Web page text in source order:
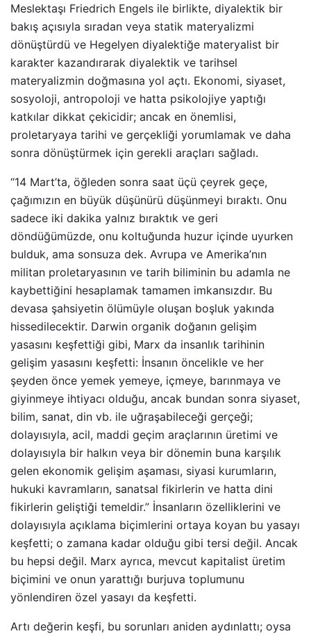
Meslektaşı Friedrich Engels ile birlikte, diyalektik bir
bakış açısıyla sıradan veya statik materyalizmi
dönüştürdü ve Hegelyen diyalektiğe materyalist bir
karakter kazandırarak diyalektik ve tarihsel
materyalizmin doğmasına yol açtı. Ekonomi, siyaset,
sosyoloji, antropoloji ve hatta psikolojiye yaptığı
katkılar dikkat çekicidir; ancak en önemlisi,
proletaryaya tarihi ve gerçekliği yorumlamak ve daha
sonra dönüştürmek için gerekli araçları sağladı.
“14 Mart’ta, öğleden sonra saat üçü çeyrek geçe,
çağımızın en büyük düşünürü düşünmeyi bıraktı. Onu
sadece iki dakika yalnız bıraktık ve geri
döndüğümüzde, onu koltuğunda huzur içinde uyurken
bulduk, ama sonsuza dek. Avrupa ve Amerika’nın
militan proletaryasının ve tarih biliminin bu adamla ne
kaybettiğini hesaplamak tamamen imkansızdır. Bu
devasa şahsiyetin ölümüyle oluşan boşluk yakında
hissedilecektir. Darwin organik doğanın gelişim
yasasını keşfettiği gibi, Marx da insanlık tarihinin
gelişim yasasını keşfetti: İnsanın öncelikle ve her
şeyden önce yemek yemeye, içmeye, barınmaya ve
giyinmeye ihtiyacı olduğu, ancak bundan sonra siyaset,
bilim, sanat, din vb. ile uğraşabileceği gerçeği;
dolayısıyla, acil, maddi geçim araçlarının üretimi ve
dolayısıyla bir halkın veya bir dönemin buna karşılık
gelen ekonomik gelişim aşaması, siyasi kurumların,
hukuki kavramların, sanatsal fikirlerin ve hatta dini
fikirlerin geliştiği temeldir.” İnsanların özelliklerini ve
dolayısıyla açıklama biçimlerini ortaya koyan bu yasayı
keşfetti; o zamana kadar olduğu gibi tersi değil. Ancak
bu hepsi değil. Marx ayrıca, mevcut kapitalist üretim
biçimini ve onun yarattığı burjuva toplumunu
yönlendiren özel yasayı da keşfetti.
Artı değerin keşfi, bu sorunları aniden aydınlattı; oysa